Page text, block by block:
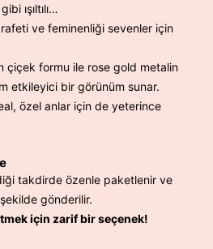
ışıltılı…
ve feminenliği sevenler için
çiçek formu ile rose gold metalin
etkileyici bir görünüm sunar.
özel anlar için de yeterince
takdirde özenle paketlenir ve
gönderilir.
için zarif bir seçenek!